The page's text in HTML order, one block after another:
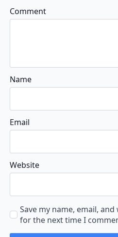
Comment
Name
Email
Website
Save my name, email,
for the next time I